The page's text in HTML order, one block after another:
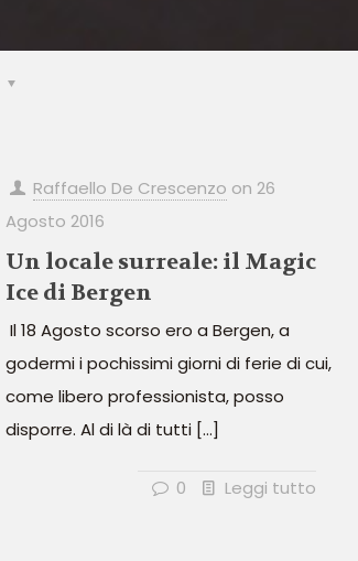
Raffaello De Crescenzo on 26
Agosto 2016
Un locale surreale: il Magic
Ice di Bergen
Il 18 Agosto scorso ero a Bergen, a
godermi i pochissimi giorni di ferie di cui,
come libero professionista, posso
disporre. Al di là di tutti […]
0 Leggi tutto